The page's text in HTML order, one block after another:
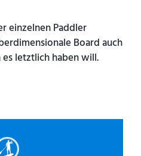
einzelnen Paddler
Board auch
letztlich haben will.